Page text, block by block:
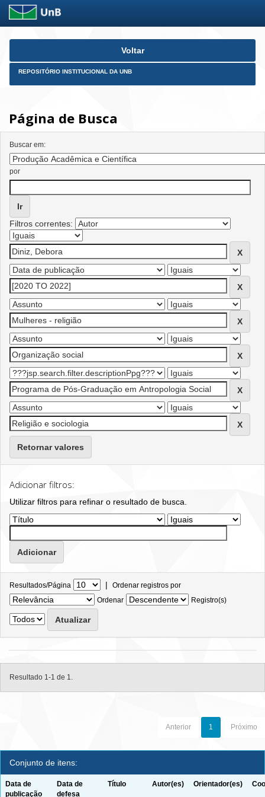
Skip
Voltar
REPOSITÓRIO INSTITUCIONAL DA UNB
Página de Busca
Buscar em:
por
Filtros correntes:
Retornar valores
Adicionar filtros:
Utilizar filtros para refinar o resultado de busca.
Resultados/Página | Ordenar registros por
Ordenar
Registro(s)
Resultado 1-1 de 1.
Anterior 1 Próximo
Conjunto de itens:
Data de
publicação
Data de
defesa
Título Autor(es) Orientador(es)